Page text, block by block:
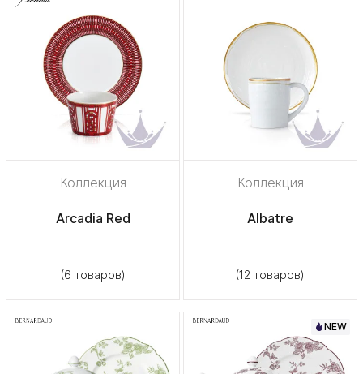
Коллекция
Arcadia Red
(6 товаров)
Коллекция
Albatre
(12 товаров)
NEW